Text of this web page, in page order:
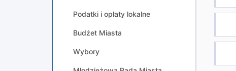
Podatki i opłaty lokalne
Budżet Miasta
Wybory